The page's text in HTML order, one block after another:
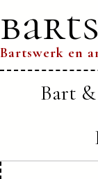
Bartswerk en
Bart